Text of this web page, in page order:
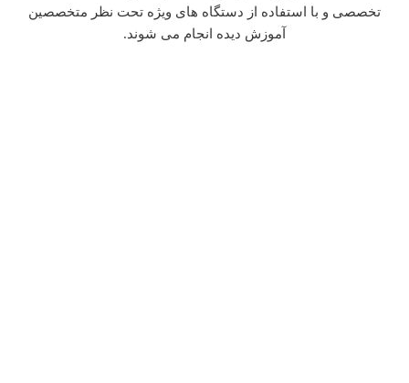
تخصصی و با استفاده از دستگاه های ویژه تحت نظر متخصصین
آموزش دیده انجام می شوند.